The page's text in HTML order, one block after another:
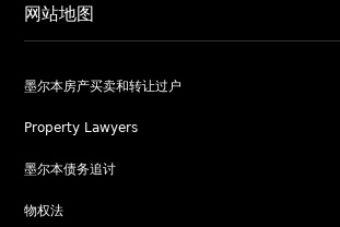
网站地图
墨尔本房产买卖和转让过户
Property Lawyers
墨尔本债务追讨
物权法